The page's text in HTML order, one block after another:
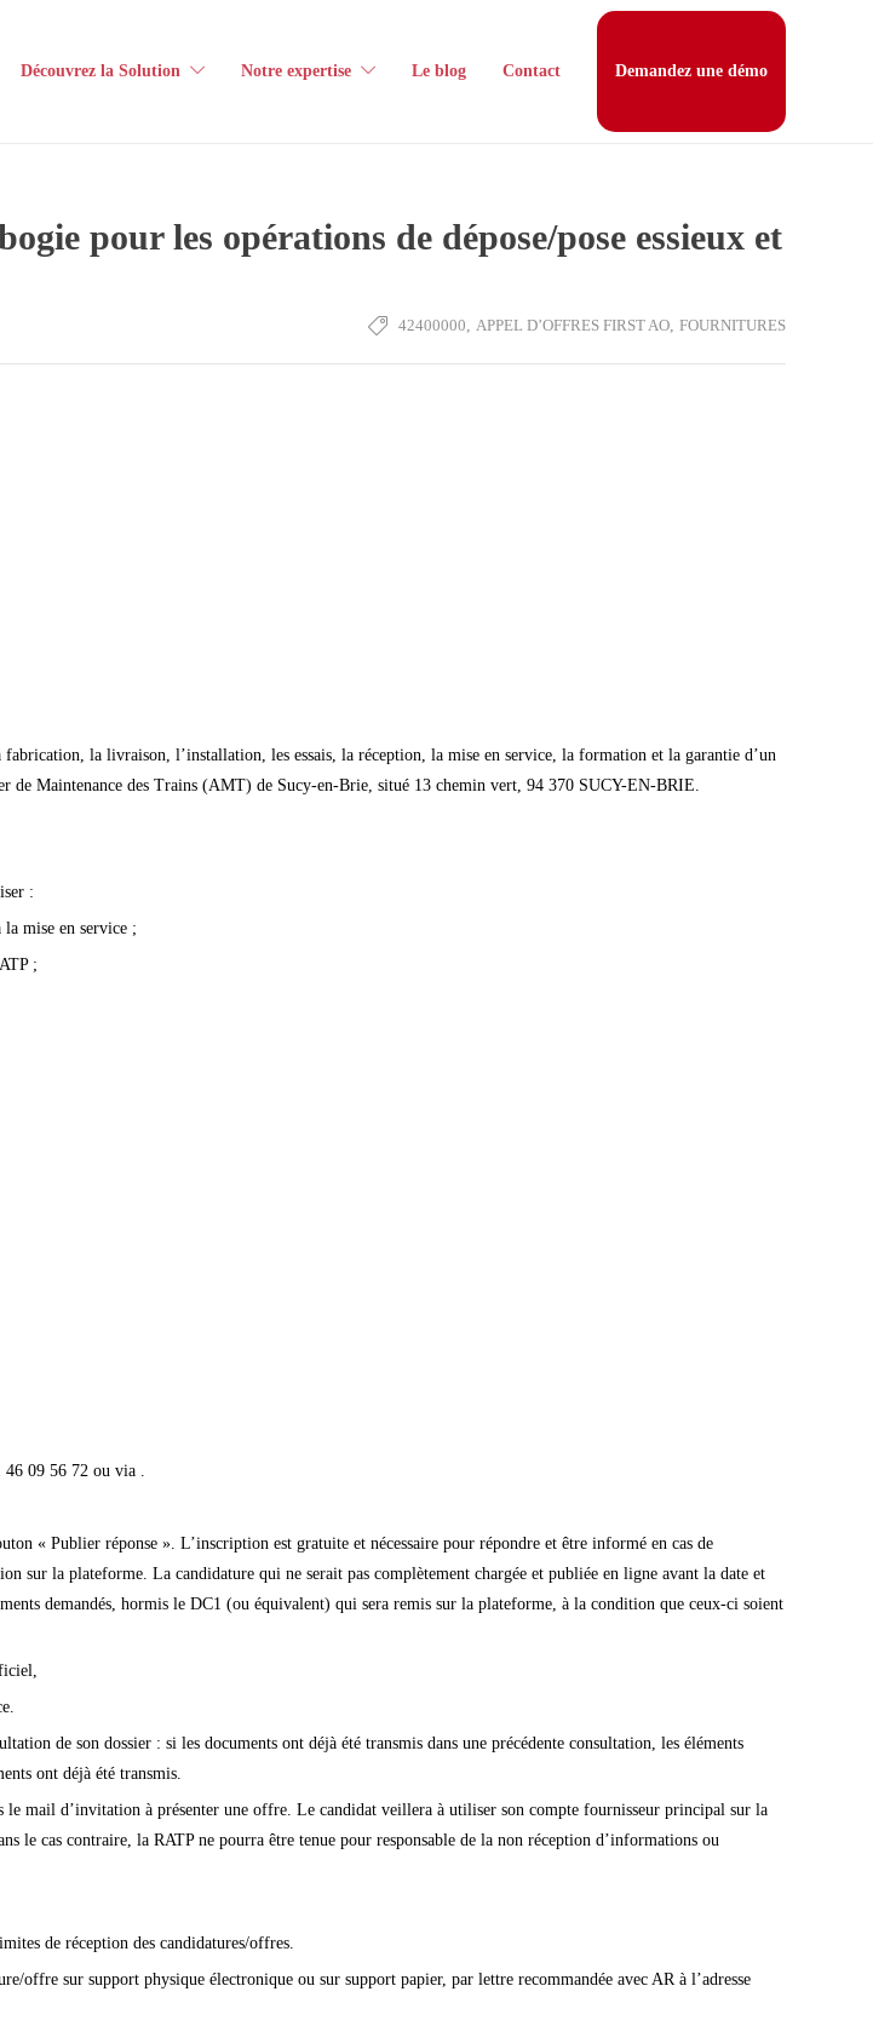
Découvrez la Solution Notre expertise Le blog Contact Demandez une démo
pour les opérations de dépose/pose essieux et
42400000, APPEL D’OFFRES FIRST AO, FOURNITURES
la livraison, l’installation, les essais, la réception, la mise en service, la formation et la garantie d’un
de Maintenance des Trains (AMT) de Sucy-en-Brie, situé 13 chemin vert, 94 370 SUCY-EN-BRIE.
:
mise en service ;
;
46 09 56 72 ou via .
« Publier réponse ». L’inscription est gratuite et nécessaire pour répondre et être informé en cas de
sur la plateforme. La candidature qui ne serait pas complètement chargée et publiée en ligne avant la date et
demandés, hormis le DC1 (ou équivalent) qui sera remis sur la plateforme, à la condition que ceux-ci soient
de son dossier : si les documents ont déjà été transmis dans une précédente consultation, les éléments
ont déjà été transmis.
mail d’invitation à présenter une offre. Le candidat veillera à utiliser son compte fournisseur principal sur la
cas contraire, la RATP ne pourra être tenue pour responsable de la non réception d’informations ou
de réception des candidatures/offres.
offre sur support physique électronique ou sur support papier, par lettre recommandée avec AR à l’adresse